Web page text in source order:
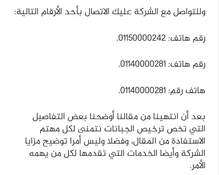
وللتواصل مع الشركة عليك الاتصال بأحد الأرقام التالية:
رقم هاتف: 01150000242.
رقم هاتف: 01140000281.
هاتف رقم: 01140000281.
بعد أن انتهينا من مقالنا أوضحنا بعض التفاصيل
التي تخص ترخيص الجبانات نتمنى لكل مهتم
الاستفادة من المقال، وفضلا وليس أمرا توضيح مزايا
الشركة وأيضا الخدمات التي تقدمها لكل من يهمه
الأمر.